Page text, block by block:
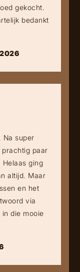
gekocht.
bedankt
Na super
paar
Helaas ging
altijd. Maar
en het
via
in die mooie